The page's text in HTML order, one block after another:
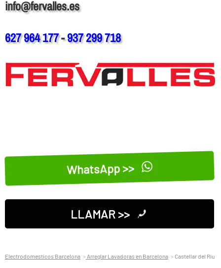
info@fervalles.es
627 964 177-937 299 718
WhatsApp >>
LLAMAR >>
Electrodomesticos Barcelona Arreglar Lavadoras en Barcelona Castellar del Riu